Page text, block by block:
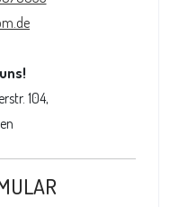
104,